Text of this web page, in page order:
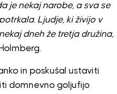
je nekaj narobe, a sva se
Ljudje, ki živijo v
dneh že tretja družina,
in poskušal ustaviti
domnevno goljufijo